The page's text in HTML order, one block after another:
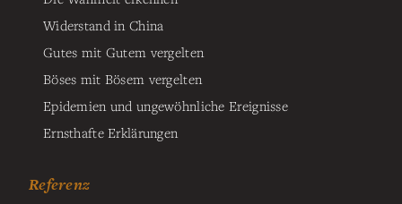
Widerstand in China
Gutes mit Gutem vergelten
Böses mit Bösem vergelten
Epidemien und ungewöhnliche Ereignisse
Ernsthafte Erklärungen
Referenz